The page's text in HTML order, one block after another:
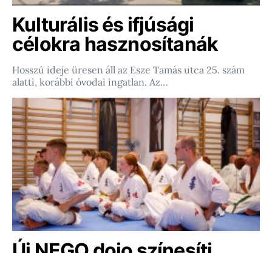
Kulturális és ifjúsági
célokra hasznosítanák
Hosszú ideje üresen áll az Esze Tamás utca 25. szám
alatti, korábbi óvodai ingatlan. Az…